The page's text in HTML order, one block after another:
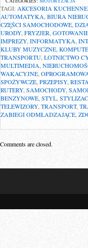
TAGI: AKCESORIA KUCHENNE
AUTOMATYKA BIURA
CZĘŚCI SAMOCHODOWE,
URODY, FRYZJER
IMPREZY, INFORMATYKA,
KLUBY MUZYCZNE
TRANSPORTU LOTNICTWO
MULTIMEDIA
WAKACYJNE
SPOŻYWCZE, PRZEPISY,
RUTERY, SAMOCHODY,
BENZYNOWE STYL
TELEWIZORY, TRANSPORT,
ZABIEGI ODMŁADZAJĄCE
Comments are closed.